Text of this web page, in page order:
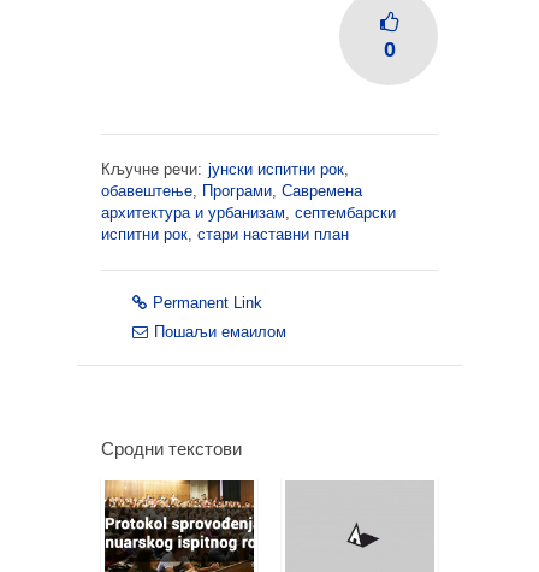
0
Кључне речи: јунски испитни рок,
обавештење, Програми, Савремена
архитектура и урбанизам, септембарски
испитни рок, стари наставни план
Permanent Link
Пошаљи емаилом
Сродни текстови